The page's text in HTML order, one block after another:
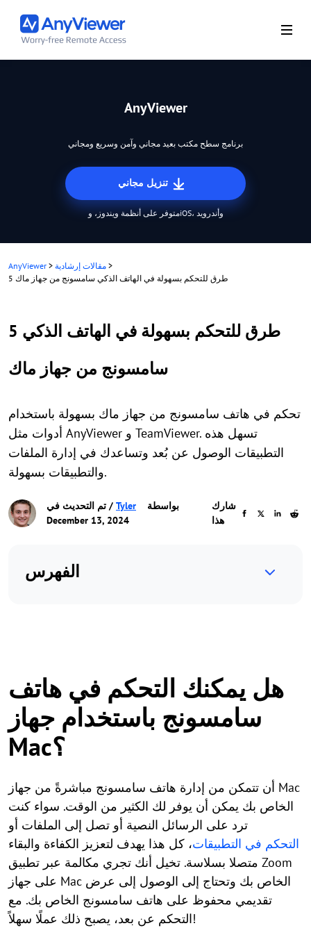
AnyViewer
برنامج سطح مكتب بعيد مجاني وآمن وسريع ومجاني
متوفر على أنظمة ويندوز، وiOS، وأندرويد
AnyViewer > مقالات إرشادية >
5 طرق للتحكم بسهولة في الهاتف الذكي سامسونج من جهاز ماك
5 طرق للتحكم بسهولة في الهاتف الذكي
سامسونج من جهاز ماك
تحكم في هاتف سامسونج من جهاز ماك بسهولة باستخدام
أدوات مثل AnyViewer و TeamViewer. تسهل هذه
التطبيقات الوصول عن بُعد وتساعدك في إدارة الملفات
والتطبيقات بسهولة.
بواسطة Tyler / تم التحديث في
December 13, 2024
شارك
هذا
الفهرس
هل يمكنك التحكم في هاتف
سامسونج باستخدام جهاز
Mac؟
أن تتمكن من إدارة هاتف سامسونج مباشرةً من جهاز Mac
الخاص بك يمكن أن يوفر لك الكثير من الوقت. سواء كنت
ترد على الرسائل النصية أو تصل إلى الملفات أو
التحكم في التطبيقات، كل هذا يهدف لتعزيز الكفاءة والبقاء
متصلا بسلاسة. تخيل أنك تجري مكالمة عبر تطبيق Zoom
على جهاز Mac الخاص بك وتحتاج إلى الوصول إلى عرض
تقديمي محفوظ على هاتف سامسونج الخاص بك. مع
التحكم عن بعد، يصبح ذلك عملًا سهلاً!